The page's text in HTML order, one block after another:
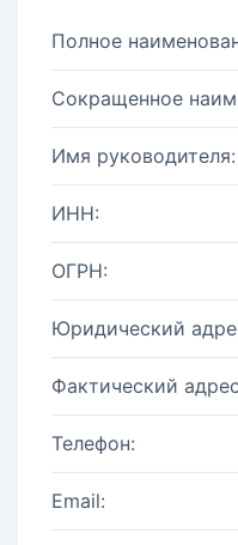
Полное
Сокращенное
Имя руководителя:
ИНН:
ОГРН:
Юридический
Фактический
Телефон:
Email: